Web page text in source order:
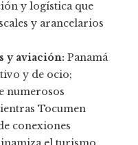
y logística que
y arancelarios
y aviación: Panamá
y de ocio;
numerosos
Tocumen
conexiones